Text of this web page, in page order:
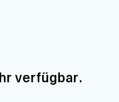
verfügbar.